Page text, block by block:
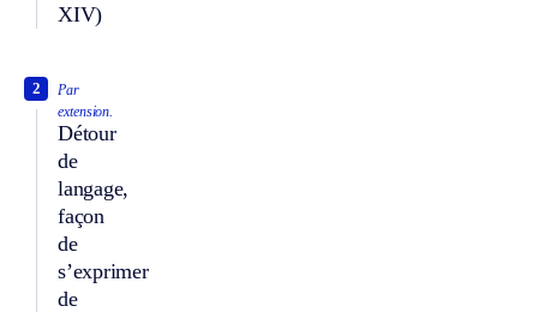
XIV)
Par
extension.
Détour
de
langage,
façon
de
s’exprimer
de
2